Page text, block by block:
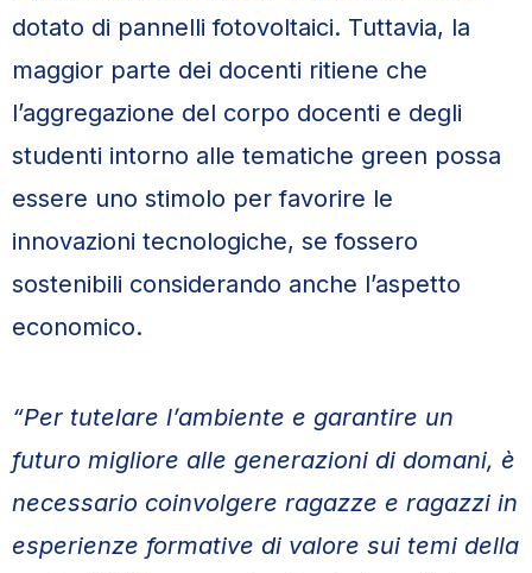
dotato di pannelli fotovoltaici. Tuttavia, la
maggior parte dei docenti ritiene che
l’aggregazione del corpo docenti e degli
studenti intorno alle tematiche green possa
essere uno stimolo per favorire le
innovazioni tecnologiche, se fossero
sostenibili considerando anche l’aspetto
economico.
“Per tutelare l’ambiente e garantire un
futuro migliore alle generazioni di domani, è
necessario coinvolgere ragazze e ragazzi in
esperienze formative di valore sui temi della